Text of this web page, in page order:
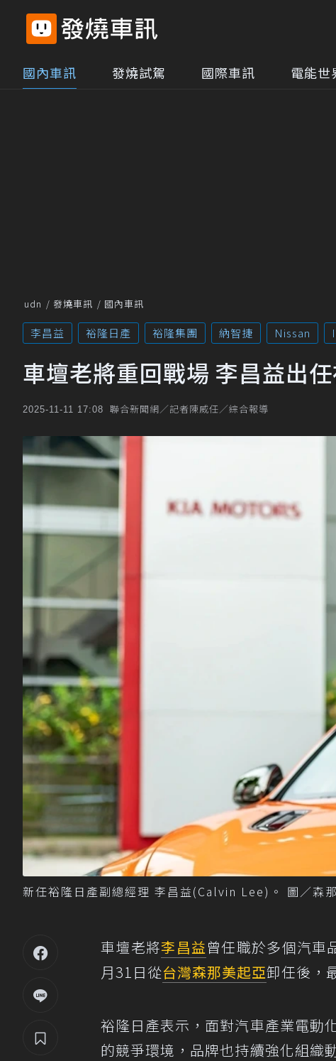
國內車訊 發燒試駕 國際車訊 電能世
udn 發燒車訊 國內車訊
李昌益 裕隆日產 裕隆集團 納智捷 Nissan
車壇老將重回戰場 李昌益出
2025-11-11 17:08 聯合新聞網／記者陳威任／綜合報導
新任裕隆日產副總經理 李昌益(Calvin Lee)。 圖／森
車壇老將李昌益曾任職於多個汽車
月31日從台灣森那美起亞卸任後，
裕隆日產表示，面對汽車產業電動
的競爭環境，品牌也持續強化組織